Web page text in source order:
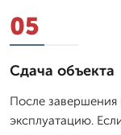
05
Сдача объекта
После завершения
эксплуатацию.